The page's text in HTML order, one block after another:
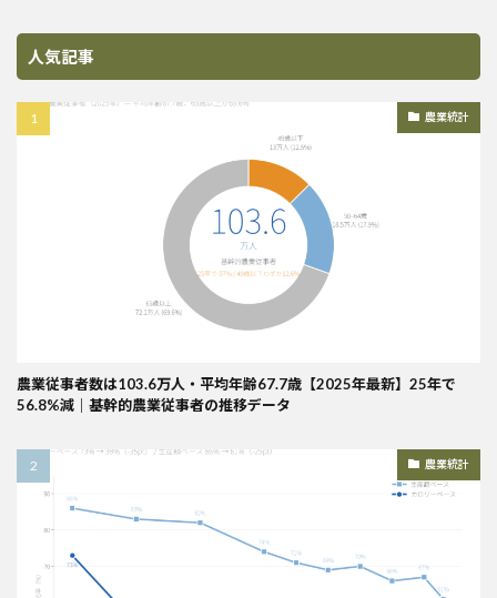
人気記事
農業統計
農業従事者数は103.6万人・平均年齢67.7歳【2025年最新】25年で
56.8%減｜基幹的農業従事者の推移データ
農業統計